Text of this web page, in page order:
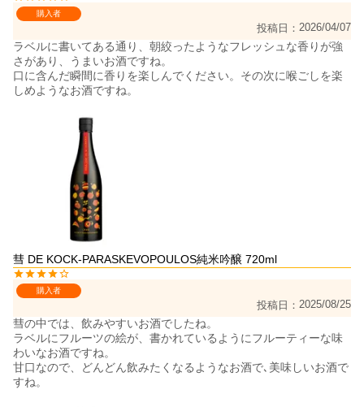
購入者
投稿日 2026/04/07
ラベルに書いてある通り、朝絞ったようなフレッシュな香りが強
さがあり、うまいお酒ですね。
口に含んだ瞬間に香りを楽しんでください。その次に喉ごしを楽
しめようなお酒ですね。
彗 DE KOCK-PARASKEVOPOULOS純米吟醸 720ml
購入者
投稿日 2025/08/25
彗の中では、飲みやすいお酒でしたね。
ラベルにフルーツの絵が、書かれているようにフルーティーな味
わいなお酒ですね。
甘口なので、どんどん飲みたくなるようなお酒で､美味しいお酒で
すね。